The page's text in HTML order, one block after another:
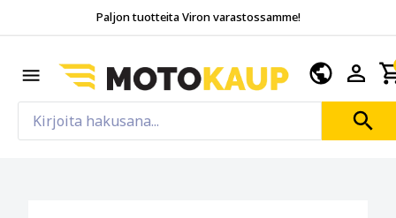
Paljon tuotteita Viron varastossamme!